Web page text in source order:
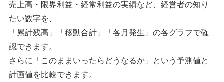
売上高・限界利益・経常利益の実績など、経営者の知り
たい数字を、
「累計残高」「移動合計」「各月発生」の各グラフで確
認できます。
さらに「このままいったらどうなるか」という予測値と
計画値を比較できます。